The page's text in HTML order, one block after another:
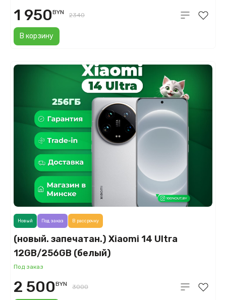
В корзину
1 950BYN 2340
(новый. запечатан.) Xiaomi 14 Ultra
12GB/256GB (белый)
Под заказ
Новый Под заказ В рассрочку
2 500BYN 3000